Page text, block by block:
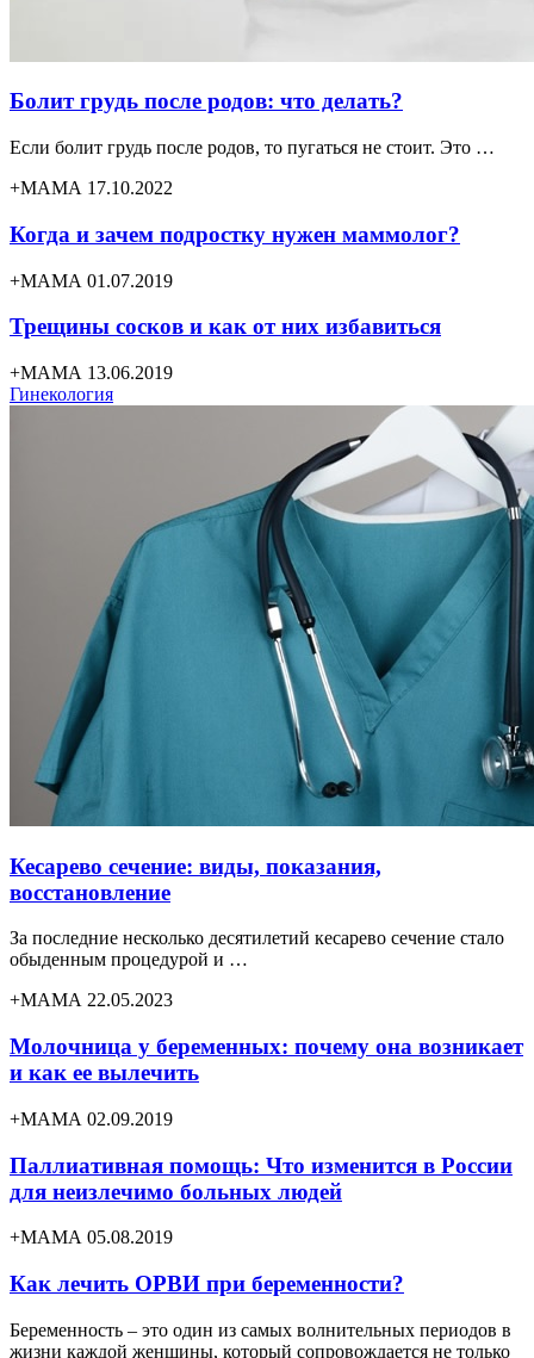
Болит грудь после родов: что делать?
Если болит грудь после родов, то пугаться не стоит. Это …
+МАМА 17.10.2022
Когда и зачем подростку нужен маммолог?
+МАМА 01.07.2019
Трещины сосков и как от них избавиться
+МАМА 13.06.2019
Гинекология
Кесарево сечение: виды, показания,
восстановление
За последние несколько десятилетий кесарево сечение стало
обыденным процедурой и …
+МАМА 22.05.2023
Молочница у беременных: почему она возникает
и как ее вылечить
+МАМА 02.09.2019
Паллиативная помощь: Что изменится в России
для неизлечимо больных людей
+МАМА 05.08.2019
Как лечить ОРВИ при беременности?
Беременность – это один из самых волнительных периодов в
жизни каждой женщины, который сопровождается не только